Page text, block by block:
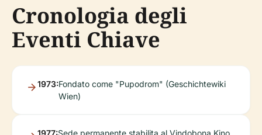
Cronologia degli
Eventi Chiave
1973:Fondato come "Pupodrom" (Geschichtewiki
Wien)
1977:Sede permanente stabilita al Vindobona Kino